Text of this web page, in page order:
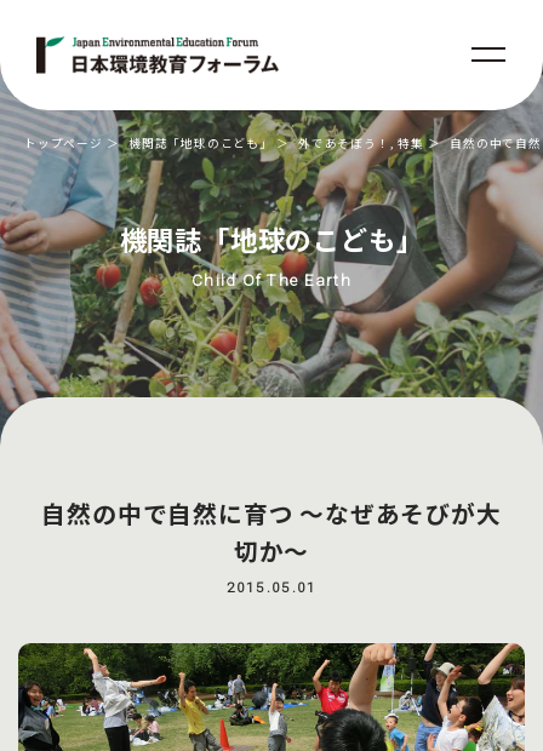
機関誌「地球のこども」
Child Of The Earth
トップページ 機関誌「地球のこども」 外であそぼう！,特集 自然の中で自
自然の中で自然に育つ 〜なぜあそびが大
切か〜
2015.05.01